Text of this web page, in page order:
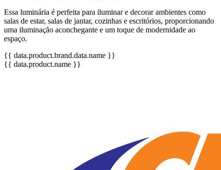
Essa luminária é perfeita para iluminar e decorar ambientes como
salas de estar, salas de jantar, cozinhas e escritórios, proporcionando
uma iluminação aconchegante e um toque de modernidade ao
espaço.
{{ data.product.brand.data.name }}
{{ data.product.name }}